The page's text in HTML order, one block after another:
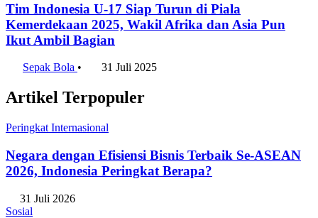
Tim Indonesia U-17 Siap Turun di Piala
Kemerdekaan 2025, Wakil Afrika dan Asia Pun
Ikut Ambil Bagian
Sepak Bola • 31 Juli 2025
Artikel Terpopuler
Peringkat Internasional
Negara dengan Efisiensi Bisnis Terbaik Se-ASEAN
2026, Indonesia Peringkat Berapa?
31 Juli 2026
Sosial